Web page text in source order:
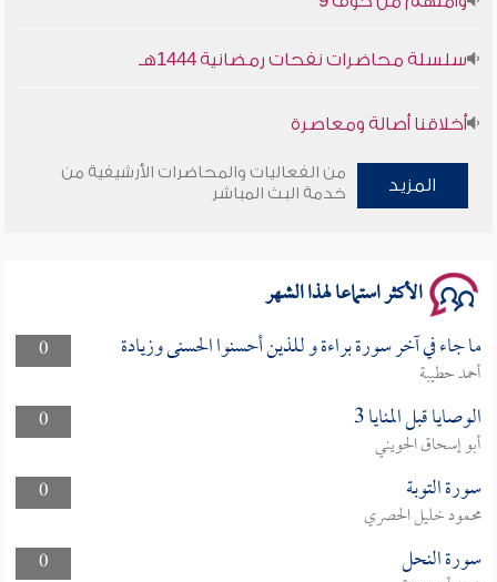
أخلاقنا أصالة ومعاصرة
وأمنهم من خوف 9
المزيد
من الفعاليات والمحاضرات الأرشيفية من
خدمة البث المباشر
الأكثر استماعا لهذا الشهر
0 ما جاء في آخر سورة براءة و للذين أحسنوا الحسنى وزيادة
أحمد حطيبة
0
الوصايا قبل المنايا 3
أبو إسحاق الحويني
0
سورة التوبة
محمود خليل الحصري
0
سورة النحل